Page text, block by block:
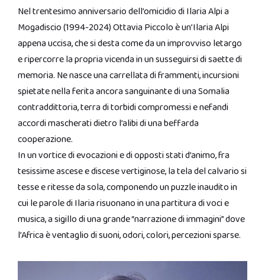
Nel trentesimo anniversario dell’omicidio di Ilaria Alpi a
Mogadiscio (1994-2024) Ottavia Piccolo è un’Ilaria Alpi
appena uccisa, che si desta come da un improvviso letargo
e ripercorre la propria vicenda in un susseguirsi di saette di
memoria. Ne nasce una carrellata di frammenti, incursioni
spietate nella ferita ancora sanguinante di una Somalia
contraddittoria, terra di torbidi compromessi e nefandi
accordi mascherati dietro l’alibi di una beffarda
cooperazione.
In un vortice di evocazioni e di opposti stati d’animo, fra
tesissime ascese e discese vertiginose, la tela del calvario si
tesse e ritesse da sola, componendo un puzzle inaudito in
cui le parole di Ilaria risuonano in una partitura di voci e
musica, a sigillo di una grande “narrazione di immagini” dove
l’Africa è ventaglio di suoni, odori, colori, percezioni sparse.